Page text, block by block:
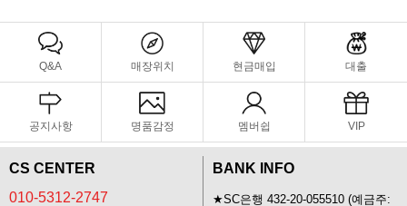
Q&A 매장위치 현금매입 대출
공지사항 명품감정 멤버쉽 VIP
CS CENTER
010-5312-2747
BANK INFO
★SC은행 432-20-055510 (예금주: